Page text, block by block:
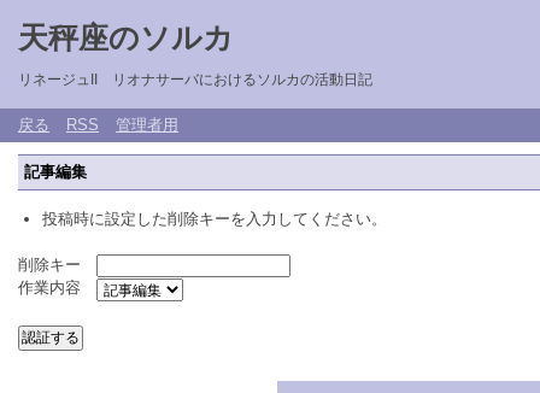
天秤座のソルカ
リネージュII リオナサーバにおけるソルカの活動日記
戻る RSS 管理者用
記事編集
投稿時に設定した削除キーを入力してください。
削除キー
作業内容